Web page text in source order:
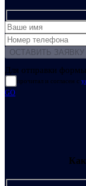
Для отправки
прочитал и согласен с
GO